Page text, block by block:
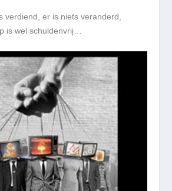
verdiend, er is niets veranderd,
is wel schuldenvrij…